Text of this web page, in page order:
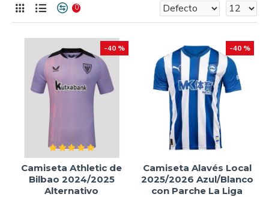
0
-40 %
Camiseta Athletic de
Bilbao 2024/2025
Alternativo
-40 %
Camiseta Alavés Local
2025/2026 Azul/Blanco
con Parche La Liga